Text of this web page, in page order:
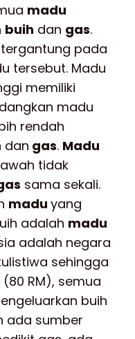
madu
buih dan gas.
tergantung pada
tersebut. Madu
memiliki
madu
rendah
dan gas. Madu
tidak
sama sekali.
madu yang
adalah madu
adalah negara
sehingga
RM), semua
buih
ada sumber